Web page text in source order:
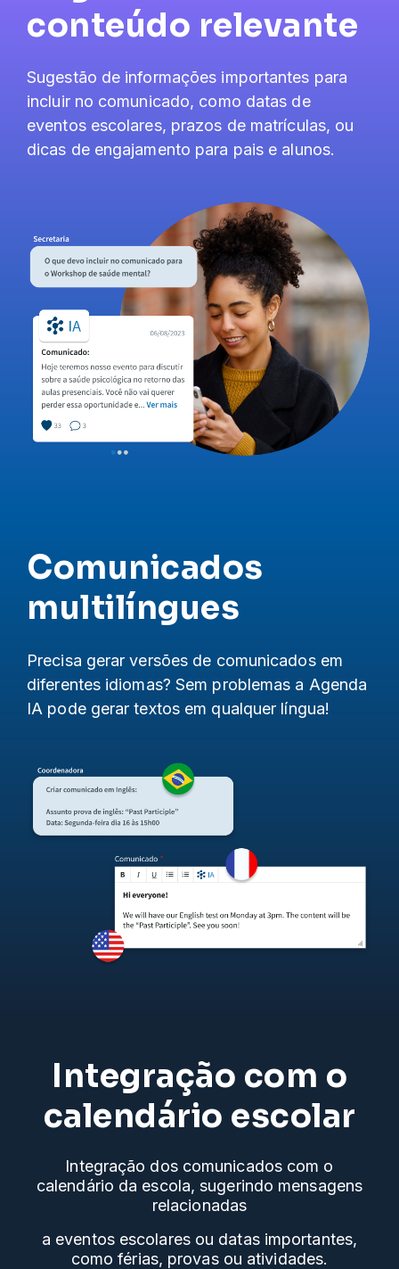
conteúdo relevante
Sugestão de informações importantes para
incluir no comunicado, como datas de
eventos escolares, prazos de matrículas, ou
dicas de engajamento para pais e alunos.
Comunicados
multilíngues
Precisa gerar versões de comunicados em
diferentes idiomas? Sem problemas a Agenda
IA pode gerar textos em qualquer língua!
Integração com o
calendário escolar
Integração dos comunicados com o
calendário da escola, sugerindo mensagens
relacionadas
a eventos escolares ou datas importantes,
como férias, provas ou atividades.